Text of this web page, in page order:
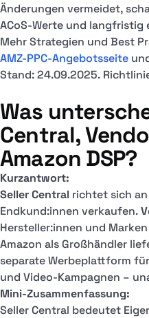
Änderungen vermeidet,
ACoS-Werte und langfristig
Mehr Strategien und Best
AMZ-PPC-Angebotsseite
Stand: 24.09.2025.
Was
Central,
Amazon DSP?
Kurzantwort:
Seller Central richtet sich
Endkund:innen verkaufen.
Hersteller:innen und
Amazon als Großhändler
separate Werbeplattform
und Video-Kampagnen –
Mini-Zusammenfassung:
Seller Central bedeutet